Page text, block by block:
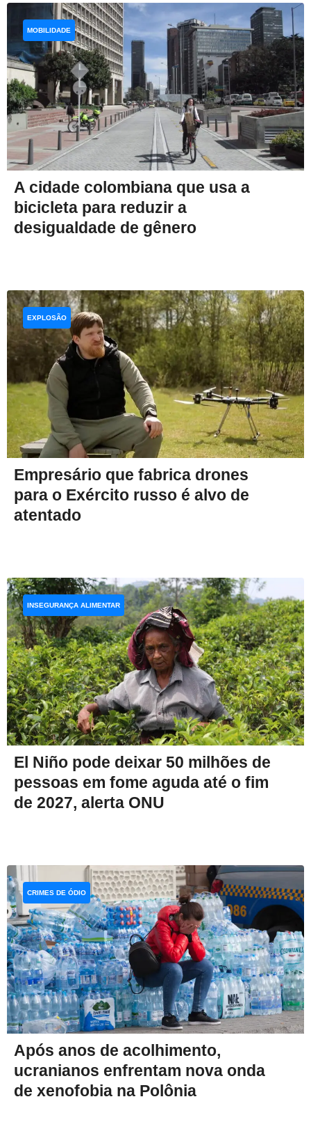
A cidade colombiana que usa a
bicicleta para reduzir a
desigualdade de gênero
MOBILIDADE
Empresário que fabrica drones
para o Exército russo é alvo de
atentado
EXPLOSÃO
El Niño pode deixar 50 milhões de
pessoas em fome aguda até o fim
de 2027, alerta ONU
INSEGURANÇA ALIMENTAR
Após anos de acolhimento,
ucranianos enfrentam nova onda
de xenofobia na Polônia
CRIMES DE ÓDIO